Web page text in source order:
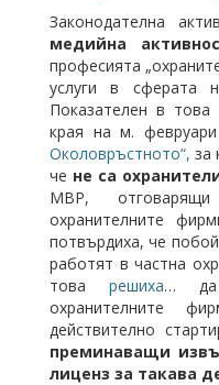
Законодателна
медийна
професията
услуги в сферата
Показателен в
края на м.
Околовръстното“, за
че не са
МВР,
охранителните
потвърдиха, че
работят в частна
това решиха… да
охранителните
действително
преминаващи
лиценз за такава